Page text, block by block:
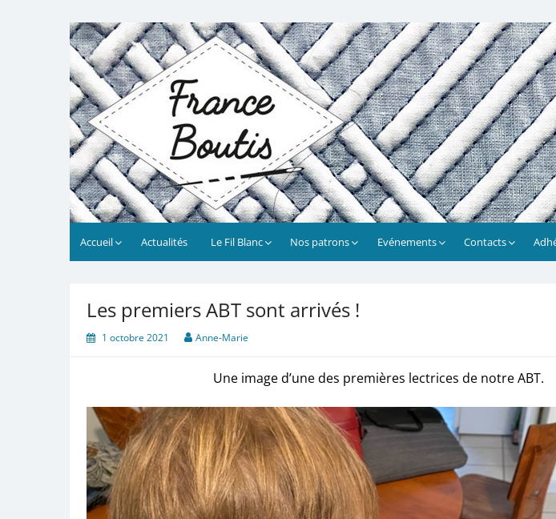
France Boutis
Le site de France Boutis
Accueil Actualités Le Fil Blanc Nos patrons Evénements Contacts
Les premiers ABT sont arrivés !
1 octobre 2021 Anne-Marie
Une image d’une des premières lectrices de notre ABT.